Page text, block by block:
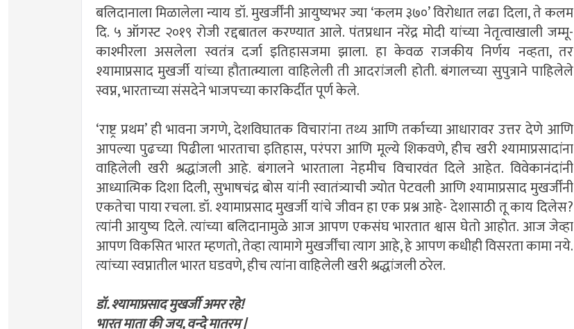
बलिदानाला मिळालेला न्याय डॉ. मुखर्जींनी आयुष्यभर ज्या ‘कलम ३७०’ विरोधात लढा दिला, ते कलम
दि. ५ ऑगस्ट २०१९ रोजी रद्दबातल करण्यात आले. पंतप्रधान नरेंद्र मोदी यांच्या नेतृत्वाखाली जम्मू-
काश्मीरला असलेला स्वतंत्र दर्जा इतिहासजमा झाला. हा केवळ राजकीय निर्णय नव्हता, तर
श्यामाप्रसाद मुखर्जी यांच्या हौतात्म्याला वाहिलेली ती आदरांजली होती. बंगालच्या सुपुत्राने पाहिलेले
स्वप्न, भारताच्या संसदेने भाजपच्या कारकिर्दीत पूर्ण केले.
‘राष्ट्र प्रथम’ ही भावना जगणे, देशविघातक विचारांना तथ्य आणि तर्काच्या आधारावर उत्तर देणे आणि
आपल्या पुढच्या पिढीला भारताचा इतिहास, परंपरा आणि मूल्ये शिकवणे, हीच खरी श्यामाप्रसादांना
वाहिलेली खरी श्रद्धांजली आहे. बंगालने भारताला नेहमीच विचारवंत दिले आहेत. विवेकानंदांनी
आध्यात्मिक दिशा दिली, सुभाषचंद्र बोस यांनी स्वातंत्र्याची ज्योत पेटवली आणि श्यामाप्रसाद मुखर्जींनी
एकतेचा पाया रचला. डॉ. श्यामाप्रसाद मुखर्जी यांचे जीवन हा एक प्रश्न आहे- देशासाठी तू काय दिलेस?
त्यांनी आयुष्य दिले. त्यांच्या बलिदानामुळे आज आपण एकसंघ भारतात श्वास घेतो आहोत. आज जेव्हा
आपण विकसित भारत म्हणतो, तेव्हा त्यामागे मुखर्जींचा त्याग आहे, हे आपण कधीही विसरता कामा नये.
त्यांच्या स्वप्नातील भारत घडवणे, हीच त्यांना वाहिलेली खरी श्रद्धांजली ठरेल.
डॉ. श्यामाप्रसाद मुखर्जी अमर रहे!
भारत माता की जय, वन्दे मातरम् |